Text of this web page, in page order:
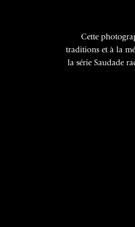
Cette
traditions et à la
la série Saudade